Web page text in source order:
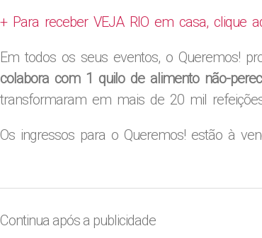
+ Para receber VEJA RIO em casa, clique
Em todos os seus eventos, o Queremos!
colabora com 1 quilo de alimento não-
transformaram em mais de 20 mil
Os ingressos para o Queremos! estão à
Continua após a publicidade